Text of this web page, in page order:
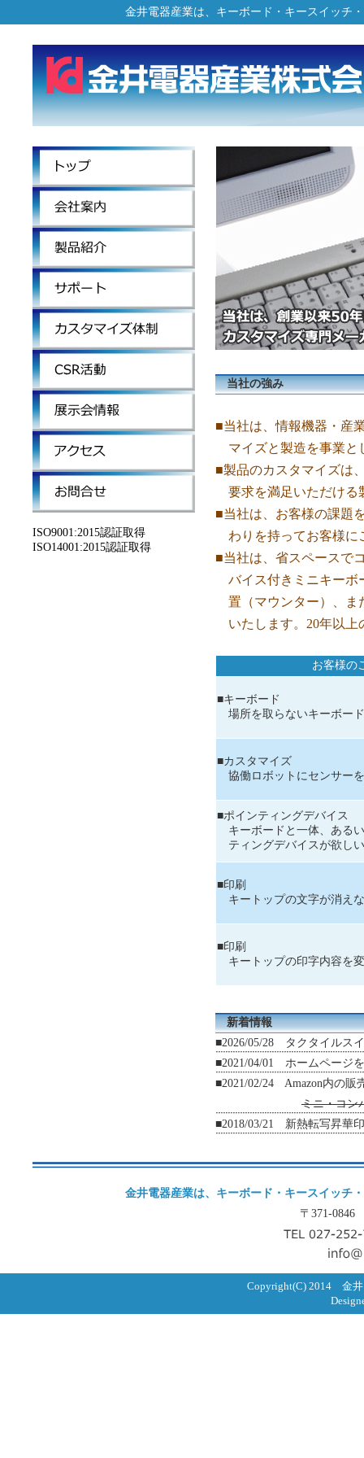
金井電器産業は、キーボード・キースイッチ
ISO9001:2015認証取得
ISO14001:2015認証取得
当社の強み
■当社は、情報機器・産
マイズと製造を事業と
■製品のカスタマイズは
要求を満足いただける
■当社は、お客様の課題
わりを持ってお客様に
■当社は、省スペースで
バイス付きミニキーボ
置（マウンター）、ま
いたします。20年以上
お客様の
■キーボード
場所を取らないキーボー
■カスタマイズ
協働ロボットにセンサー
■ポインティングデバイス
キーボードと一体、ある
ティングデバイスが欲し
■印刷
キートップの文字が消え
■印刷
キートップの印字内容を
新着情報
■2026/05/28 タクタイルス
■2021/04/01 ホームページ
■2021/02/24 Amazon内の販
ミニ・コン
■2018/03/21 新熱転写昇華
金井電器産業は、キーボード・キースイッチ
〒371-0846
Copyright(C) 2014 金